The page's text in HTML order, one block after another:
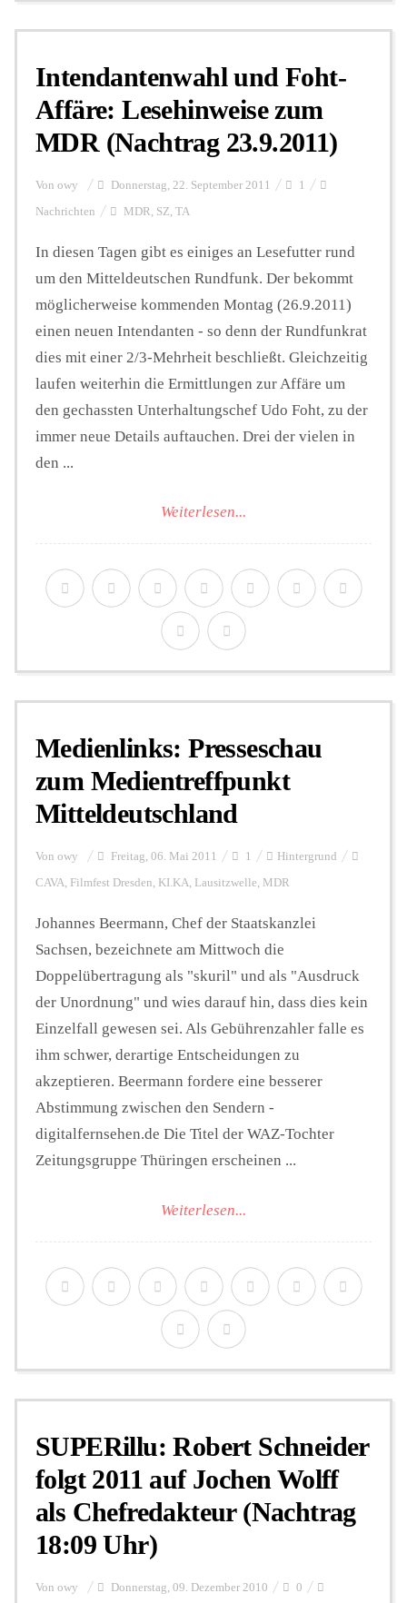
Intendantenwahl und Foht-
Affäre: Lesehinweise zum
MDR (Nachtrag 23.9.2011)
Von owy Donnerstag, 22. September 2011 1
Nachrichten MDR, SZ, TA
In diesen Tagen gibt es einiges an Lesefutter rund
um den Mitteldeutschen Rundfunk. Der bekommt
möglicherweise kommenden Montag (26.9.2011)
einen neuen Intendanten - so denn der Rundfunkrat
dies mit einer 2/3-Mehrheit beschließt. Gleichzeitig
laufen weiterhin die Ermittlungen zur Affäre um
den gechassten Unterhaltungschef Udo Foht, zu der
immer neue Details auftauchen. Drei der vielen in
den ...
Weiterlesen...
Medienlinks: Presseschau
zum Medientreffpunkt
Mitteldeutschland
Von owy Freitag, 06. Mai 2011 1 Hintergrund
CAVA, Filmfest Dresden, KI.KA, Lausitzwelle, MDR
Johannes Beermann, Chef der Staatskanzlei
Sachsen, bezeichnete am Mittwoch die
Doppelübertragung als "skuril" und als "Ausdruck
der Unordnung" und wies darauf hin, dass dies kein
Einzelfall gewesen sei. Als Gebührenzahler falle es
ihm schwer, derartige Entscheidungen zu
akzeptieren. Beermann fordere eine besserer
Abstimmung zwischen den Sendern -
digitalfernsehen.de Die Titel der WAZ-Tochter
Zeitungsgruppe Thüringen erscheinen ...
Weiterlesen...
SUPERillu: Robert Schneider
folgt 2011 auf Jochen Wolff
als Chefredakteur (Nachtrag
18:09 Uhr)
Von owy Donnerstag, 09. Dezember 2010 0